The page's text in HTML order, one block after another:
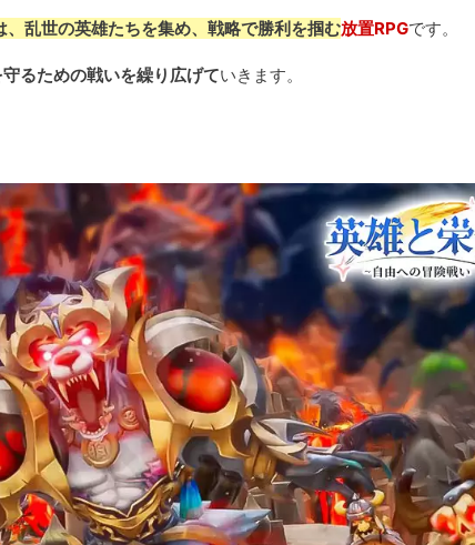
、乱世の英雄たちを集め、戦略で勝利を掴む放置RPGです。
るための戦いを繰り広げていきます。